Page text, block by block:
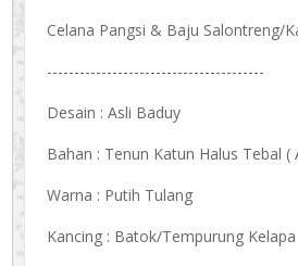
Celana Pangsi & Baju Salontreng/
----------------------------------------
Desain : Asli Baduy
Bahan : Tenun Katun Halus Tebal (
Warna : Putih Tulang
Kancing : Batok/Tempurung Kelapa